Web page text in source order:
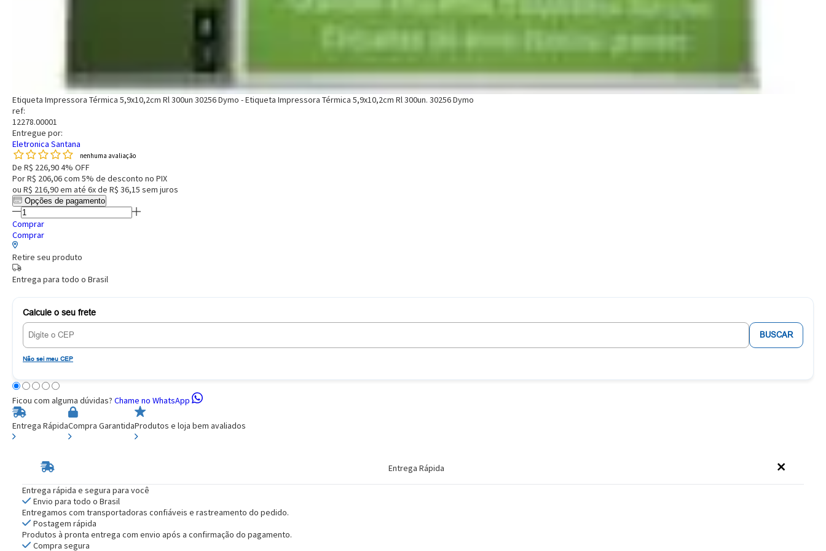
Etiqueta Impressora Térmica 5,9x10,2cm Rl 300un 30256 Dymo - Etiqueta Impressora Térmica 5,9x10,2cm Rl 300un. 30256 Dymo
ref:
12278.00001
Entregue por:
Eletronica Santana
nenhuma avaliação
De R$ 226,904% OFF
PorR$ 206,06com 5% de desconto no PIX
ou R$ 216,90em até 6x de R$ 36,15 sem juros
Opções de pagamento
Comprar
Comprar
Retire seu produto
Entrega para todo o Brasil
Calcule o seu frete
BUSCAR
Não sei meu CEP
Ficou com alguma dúvidas? Chame no WhatsApp
Entrega RápidaCompra GarantidaProdutos e loja bem avaliados
Entrega Rápida
Entrega rápida e segura para você
Envio para todo o Brasil
Entregamos com transportadoras confiáveis e rastreamento do pedido.
Postagem rápida
Produtos à pronta entrega com envio após a confirmação do pagamento.
Compra segura